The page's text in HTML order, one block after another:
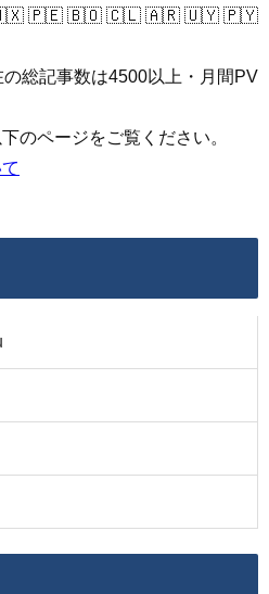
🇵🇪 🇧🇴 🇨🇱 🇦🇷 🇺🇾 🇵🇾
総記事数は4500以上・月間PV
のページをご覧ください。